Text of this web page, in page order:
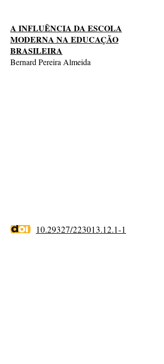
A INFLUÊNCIA DA ESCOLA
MODERNA NA EDUCAÇÃO
BRASILEIRA
Bernard Pereira Almeida
10.29327/223013.12.1-1